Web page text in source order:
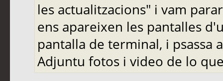
les actualitzacions" i vam
ens apareixen les pantalles
pantalla de terminal, i psassa
Adjuntu fotos i video de lo